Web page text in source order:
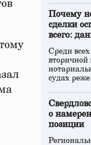
Почему
сделки
всего:
Среди
судах
о
позиции